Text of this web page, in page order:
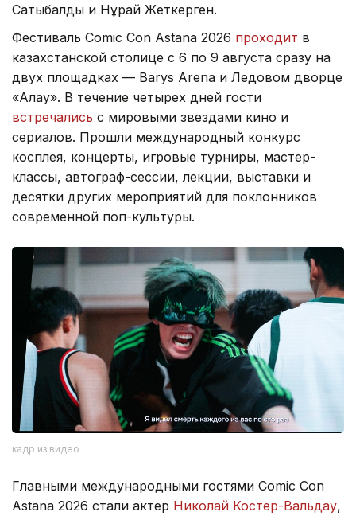
Сатыбалды и Нұрай Жеткерген.
Фестиваль Comic Con Astana 2026 проходит в
казахстанской столице с 6 по 9 августа сразу на
двух площадках — Barys Arena и Ледовом дворце
«Алау». В течение четырех дней гости
встречались с мировыми звездами кино и
сериалов. Прошли международный конкурс
косплея, концерты, игровые турниры, мастер-
классы, автограф-сессии, лекции, выставки и
десятки других мероприятий для поклонников
современной поп-культуры.
кадр из видео
Главными международными гостями Comic Con
Astana 2026 стали актер Николай Костер-Вальдау,